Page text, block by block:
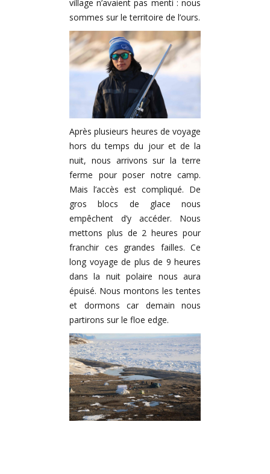
village n’avaient pas menti : nous
sommes sur le territoire de l’ours.
Après plusieurs heures de voyage
hors du temps du jour et de la
nuit, nous arrivons sur la terre
ferme pour poser notre camp.
Mais l’accès est compliqué. De
gros blocs de glace nous
empêchent d’y accéder. Nous
mettons plus de 2 heures pour
franchir ces grandes failles. Ce
long voyage de plus de 9 heures
dans la nuit polaire nous aura
épuisé. Nous montons les tentes
et dormons car demain nous
partirons sur le floe edge.